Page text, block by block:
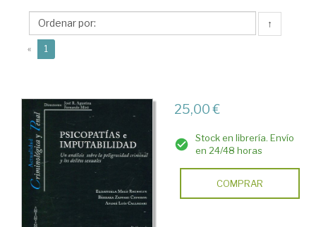
Bárbara
↑
« 1
25,00 €
Stock en librería. Envío
en 24/48 horas
COMPRAR